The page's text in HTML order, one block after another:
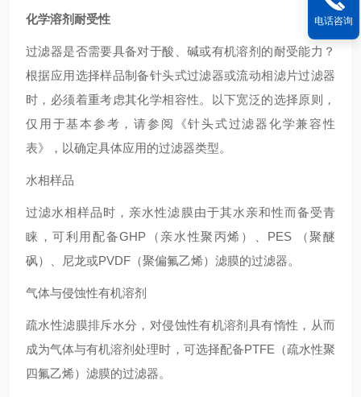
化学溶剂耐受性
过滤器是否需要具备对于酸、碱或有机溶剂的耐受能力？
根据应用选择样品制备针头式过滤器或流动相滤片过滤器
时，必须着重考虑其化学相容性。以下宽泛的选择原则，
仅用于基本参考，请参阅《针头式过滤器化学兼容性
表》，以确定具体应用的过滤器类型。
水相样品
过滤水相样品时，亲水性滤膜由于其水亲和性而备受青
睐，可利用配备GHP（亲水性聚丙烯）、PES （聚醚
砜）、尼龙或PVDF（聚偏氟乙烯）滤膜的过滤器。
气体与侵蚀性有机溶剂
疏水性滤膜排斥水分，对侵蚀性有机溶剂具有惰性，从而
成为气体与有机溶剂处理时，可选择配备PTFE（疏水性聚
四氟乙烯）滤膜的过滤器。
电话咨询